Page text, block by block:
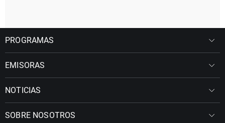
PROGRAMAS
EMISORAS
NOTICIAS
SOBRE NOSOTROS